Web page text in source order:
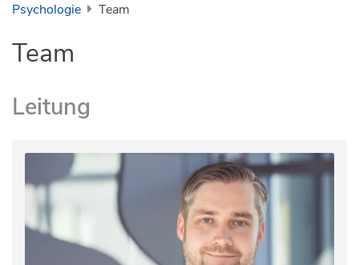
Psychologie
Team
Team
Leitung